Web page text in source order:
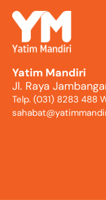
Yatim Mandiri
Jl. Raya
Telp. (031) 8283 488